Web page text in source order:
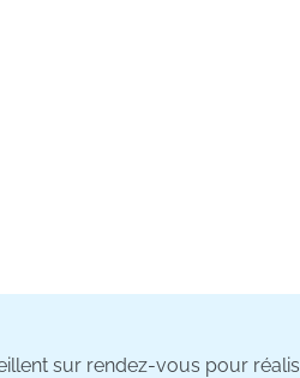
sur rendez-vous pour